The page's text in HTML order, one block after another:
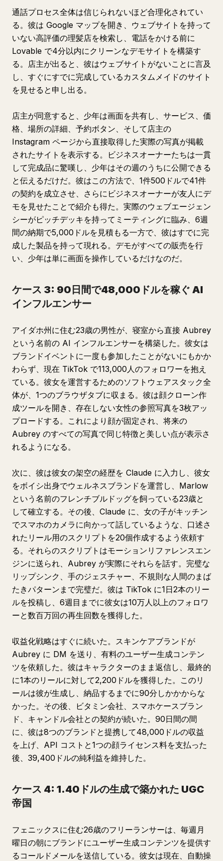
通話プロセス全体は信じられないほど合理化されてい
る。彼は Google マップを開き、ウェブサイトを持って
いない高評価の理髪店を検索し、電話をかける前に
Lovable で4分以内にクリーンなデモサイトを構築す
る。店主が出ると、彼はウェブサイトがないことに言及
し、すぐにすでに完成しているカスタムメイドのサイト
を見せると申し出る。
店主が同意すると、少年は画面を共有し、サービス、価
格、場所の詳細、予約ボタン、そして店主の
Instagram ページから直接取得した実際の写真が掲載
されたサイトを表示する。ビジネスオーナーたちは一貫
して完成品に驚嘆し、少年はその週のうちに公開できる
と伝えるだけだ。彼はこの方法で、1件500ドルで41件
の契約を成立させ、さらにビジネスオーナーが友人にデ
モを見せたことで紹介も得た。実際のウェブエージェン
シーがピッチデッキを持ってミーティングに臨み、6週
間の納期で5,000ドルを見積もる一方で、彼はすでに完
成した製品を持って現れる。デモがすべての販売を行
い、少年は単に画面を操作しているだけなのだ。
ケース 3: 90日間で48,000ドルを稼ぐ AI
インフルエンサー
アイダホ州に住む23歳の男性が、寝室から直接 Aubrey
という名前の AI インフルエンサーを構築した。彼女は
ブランドイベントに一度も参加したことがないにもかか
わらず、現在 TikTok で113,000人のフォロワーを抱え
ている。彼女を運営するためのソフトウェアスタック全
体が、1つのブラウザタブに収まる。彼は顔クローン作
成ツールを開き、存在しない女性の参照写真を3枚アッ
プロードする。これにより顔が固定され、将来の
Aubrey のすべての写真で同じ特徴と美しい点が表示さ
れるようになる。
次に、彼は彼女の架空の経歴を Claude に入力し、彼女
をボイシ出身でウェルネスブランドを運営し、Marlow
という名前のフレンチブルドッグを飼っている23歳と
して確立する。その後、Claude に、女の子がキッチン
でスマホのカメラに向かって話しているような、口述さ
れたリール用のスクリプトを20個作成するよう依頼す
る。それらのスクリプトはモーションリファレンスエン
ジンに送られ、Aubrey が実際にそれらを話す。完璧な
リップシンク、手のジェスチャー、不規則な人間のまば
たきパターンまで完璧だ。彼は TikTok に1日2本のリー
ルを投稿し、6週目までに彼女は10万人以上のフォロワ
ーと数百万回の再生回数を獲得した。
収益化戦略はすぐに続いた。スキンケアブランドが
Aubrey に DM を送り、有料のユーザー生成コンテン
ツを依頼した。彼はキャラクターのまま返信し、最終的
に1本のリールに対して2,200ドルを獲得した。このリ
ールは彼が生成し、納品するまでに90分しかかからな
かった。その後、ビタミン会社、スマホケースブラン
ド、キャンドル会社との契約が続いた。90日間の間
に、彼は8つのブランドと提携して48,000ドルの収益
を上げ、API コストと1つの顔ライセンス料を支払った
後、39,400ドルの純利益を維持した。
ケース 4: 1.40ドルの生成で築かれた UGC
帝国
フェニックスに住む26歳のフリーランサーは、毎週月
曜日の朝にブランドにユーザー生成コンテンツを提供す
るコールドメールを送信している。彼女は現在、自動操